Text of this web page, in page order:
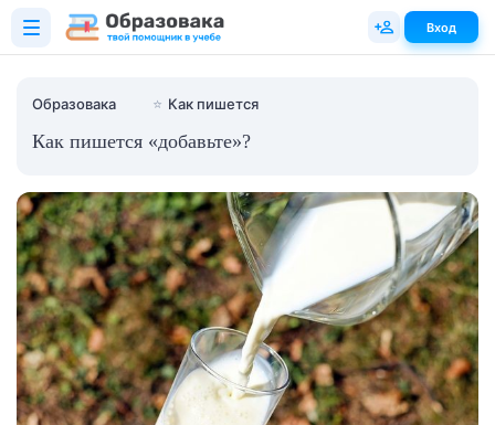
Образовака ⭐ Как пишется
Как пишется «добавьте»?
Вход